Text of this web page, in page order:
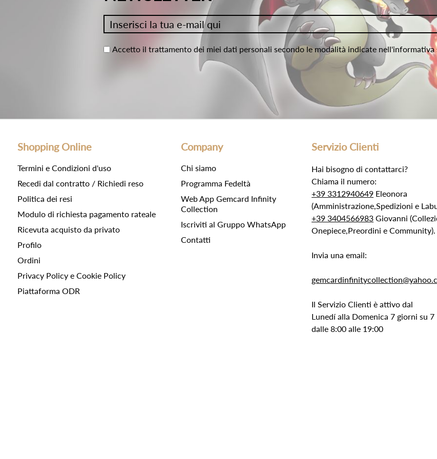
Accetto il trattamento dei miei dati personali secondo le modalità indicate nell'informativa
Shopping Online
Termini e Condizioni d'uso
Recedi dal contratto / Richiedi reso
Politica dei resi
Modulo di richiesta pagamento rateale
Ricevuta acquisto da privato
Profilo
Ordini
Privacy Policy e Cookie Policy
Piattaforma ODR
Company
Chi siamo
Programma Fedeltà
Web App Gemcard Infinity
Collection
Iscriviti al Gruppo WhatsApp
Contatti
Servizio Clienti
Hai bisogno di contattarci?
Chiama il numero:
+39 3312940649 Eleonora
(Amministrazione,Spedizioni e
+39 3404566983 Giovanni
Onepiece,Preordini e Community).
Invia una email:
Il Servizio Clienti è attivo dal
Lunedí alla Domenica 7 giorni su 7
dalle 8:00 alle 19:00